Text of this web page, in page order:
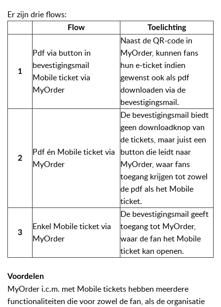
Er zijn drie flows:
Flow Toelichting
1
Pdf via button in
bevestigingsmail
Mobile ticket via
MyOrder
Naast de QR-code in
MyOrder, kunnen fans
hun e-ticket indien
gewenst ook als pdf
downloaden via de
bevestigingsmail.
2
Pdf én Mobile ticket via
MyOrder
De bevestigingsmail biedt
geen downloadknop van
de tickets, maar juist een
button die leidt naar
MyOrder, waar fans
toegang krijgen tot zowel
de pdf als het Mobile
ticket.
3
Enkel Mobile ticket via
MyOrder
De bevestigingsmail geeft
toegang tot MyOrder,
waar de fan het Mobile
ticket kan openen.
Voordelen
MyOrder i.c.m. met Mobile tickets hebben meerdere
functionaliteiten die voor zowel de fan, als de organisatie